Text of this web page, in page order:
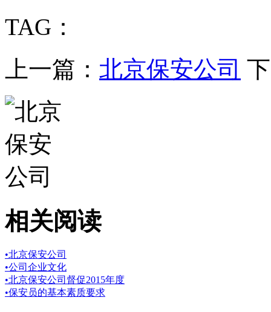
TAG：
上一篇： 北京保安公司
相关阅读
•北京保安公司
•公司企业文化
•北京保安公司督促2015年度
•保安员的基本素质要求